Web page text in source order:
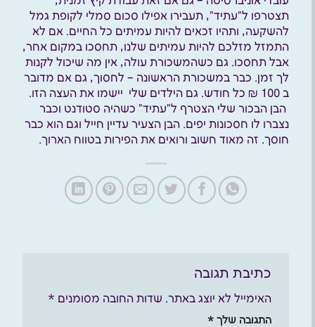
תצטרפו ל”עתיד”, תעבירו אפילו סכום סמלי לקופת גמל
להשקעה, ותהיו זכאים להיות עמיתים כל החיים. אם לא
התמזל מזלכם להיות עמיתים שלנו, תחסכו במקום אחר,
אבל תחסכו. גם כשהמשכורת עולה, אין מה שיכול לקנות
לך זמן. כבר במשכורת הראשונה – לחסוך, גם אם מדובר
ב 100 ₪ כל חודש. גם הילדים שלי יישמו את העצה הזו.
הבן הבכור שלי הצטרף ל”עתיד” כשהיה סטודנט וכבר
נצברו לו חסכונות יפים. הבן הצעיר עדיין חייל וגם הוא כבר
חוסך. זה מאוד חשוב ורואים את הפירות בטווח הארוך.
כתיבת תגובה
האימייל לא יוצג באתר. שדות החובה מסומנים *
התגובה שלך *